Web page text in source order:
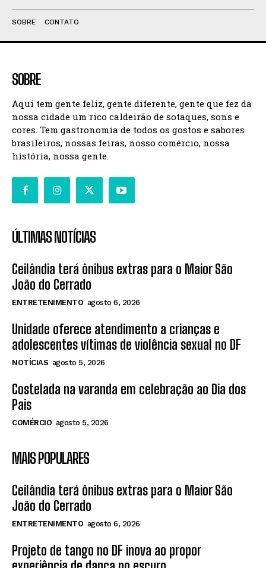
SOBRE CONTATO
SOBRE
Aqui tem gente feliz, gente diferente, gente que fez da
nossa cidade um rico caldeirão de sotaques, sons e
cores. Tem gastronomia de todos os gostos e sabores
brasileiros, nossas feiras, nosso comércio, nossa
história, nossa gente.
ÚLTIMAS NOTÍCIAS
Ceilândia terá ônibus extras para o Maior São
João do Cerrado
ENTRETENIMENTO agosto 6, 2026
Unidade oferece atendimento a crianças e
adolescentes vítimas de violência sexual no DF
NOTÍCIAS agosto 5, 2026
Costelada na varanda em celebração ao Dia dos
Pais
COMÉRCIO agosto 5, 2026
MAIS POPULARES
Ceilândia terá ônibus extras para o Maior São
João do Cerrado
ENTRETENIMENTO agosto 6, 2026
Projeto de tango no DF inova ao propor